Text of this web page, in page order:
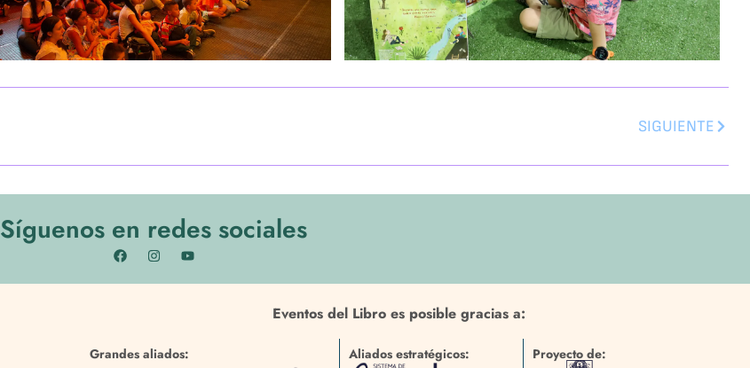
SIGUIENTE
Síguenos en redes sociales
Eventos del Libro es posible gracias a:
Grandes aliados: Aliados estratégicos: Proyecto de: